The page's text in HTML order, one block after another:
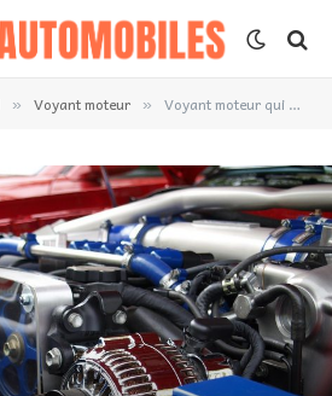
» Voyant moteur » Voyant moteur qui s’allume sur ma Fiat Dino : Comment faire ?